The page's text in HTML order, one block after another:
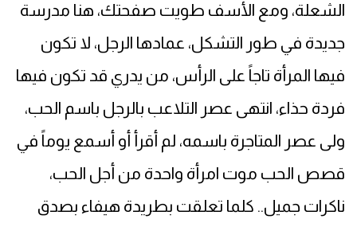
الشعلة، ومع الأسف طويت صفحتك، هنا مدرسة
جديدة في طور التشكل، عمادها الرجل، لا تكون
فيها المرأة تاجاً على الرأس، من يدري قد تكون فيها
فردة حذاء، انتهى عصر التلاعب بالرجل باسم الحب،
ولى عصر المتاجرة باسمه، لم أقرأ أو أسمع يوماً في
قصص الحب موت امرأة واحدة من أجل الحب،
ناكرات جميل.. كلما تعلقت بطريدة هيفاء بصدق